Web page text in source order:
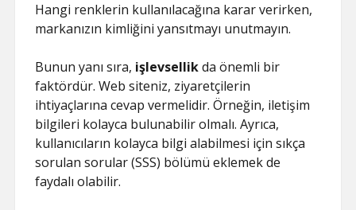
Hangi renklerin kullanılacağına karar verirken,
markanızın kimliğini yansıtmayı unutmayın.
Bunun yanı sıra, işlevsellikda önemli bir
faktördür. Web siteniz, ziyaretçilerin
ihtiyaçlarına cevap vermelidir. Örneğin, iletişim
bilgileri kolayca bulunabilir olmalı. Ayrıca,
kullanıcıların kolayca bilgi alabilmesi için sıkça
sorulan sorular (SSS) bölümü eklemek de
faydalı olabilir.